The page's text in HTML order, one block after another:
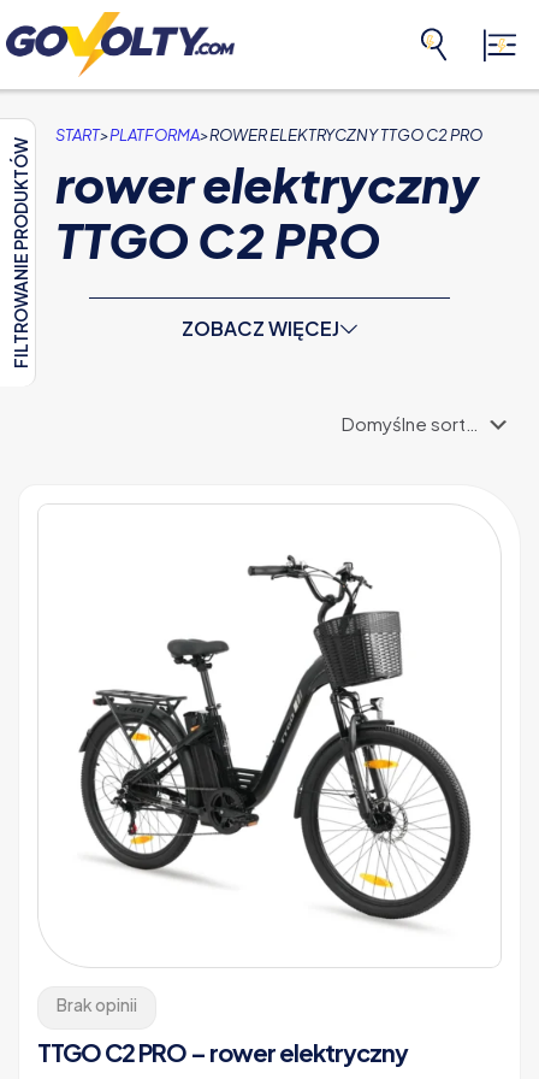
FILTROWANIE PRODUKTÓW
START>PLATFORMA>ROWER ELEKTRYCZNY TTGO C2 PRO
rower elektryczny
TTGO C2 PRO
ZOBACZ WIĘCEJ
Brak opinii
TTGO C2 PRO – rower elektryczny